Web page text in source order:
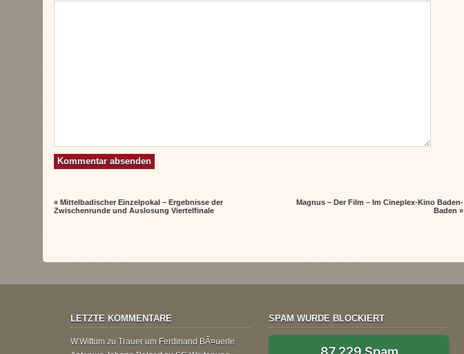
«Mittelbadischer Einzelpokal – Ergebnisse der
Zwischenrunde und Auslosung Viertelfinale
Magnus – Der Film – Im Cineplex-Kino Baden-
Baden »
LETZTE KOMMENTARE
W.Wittum zu Trauer um Ferdinand BÃ¤uerle
SPAM WURDE BLOCKIERT